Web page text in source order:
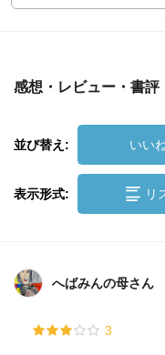
感想・レビュー・書評
並び替え: いい
表示形式: リ
へばみんの母さん
3